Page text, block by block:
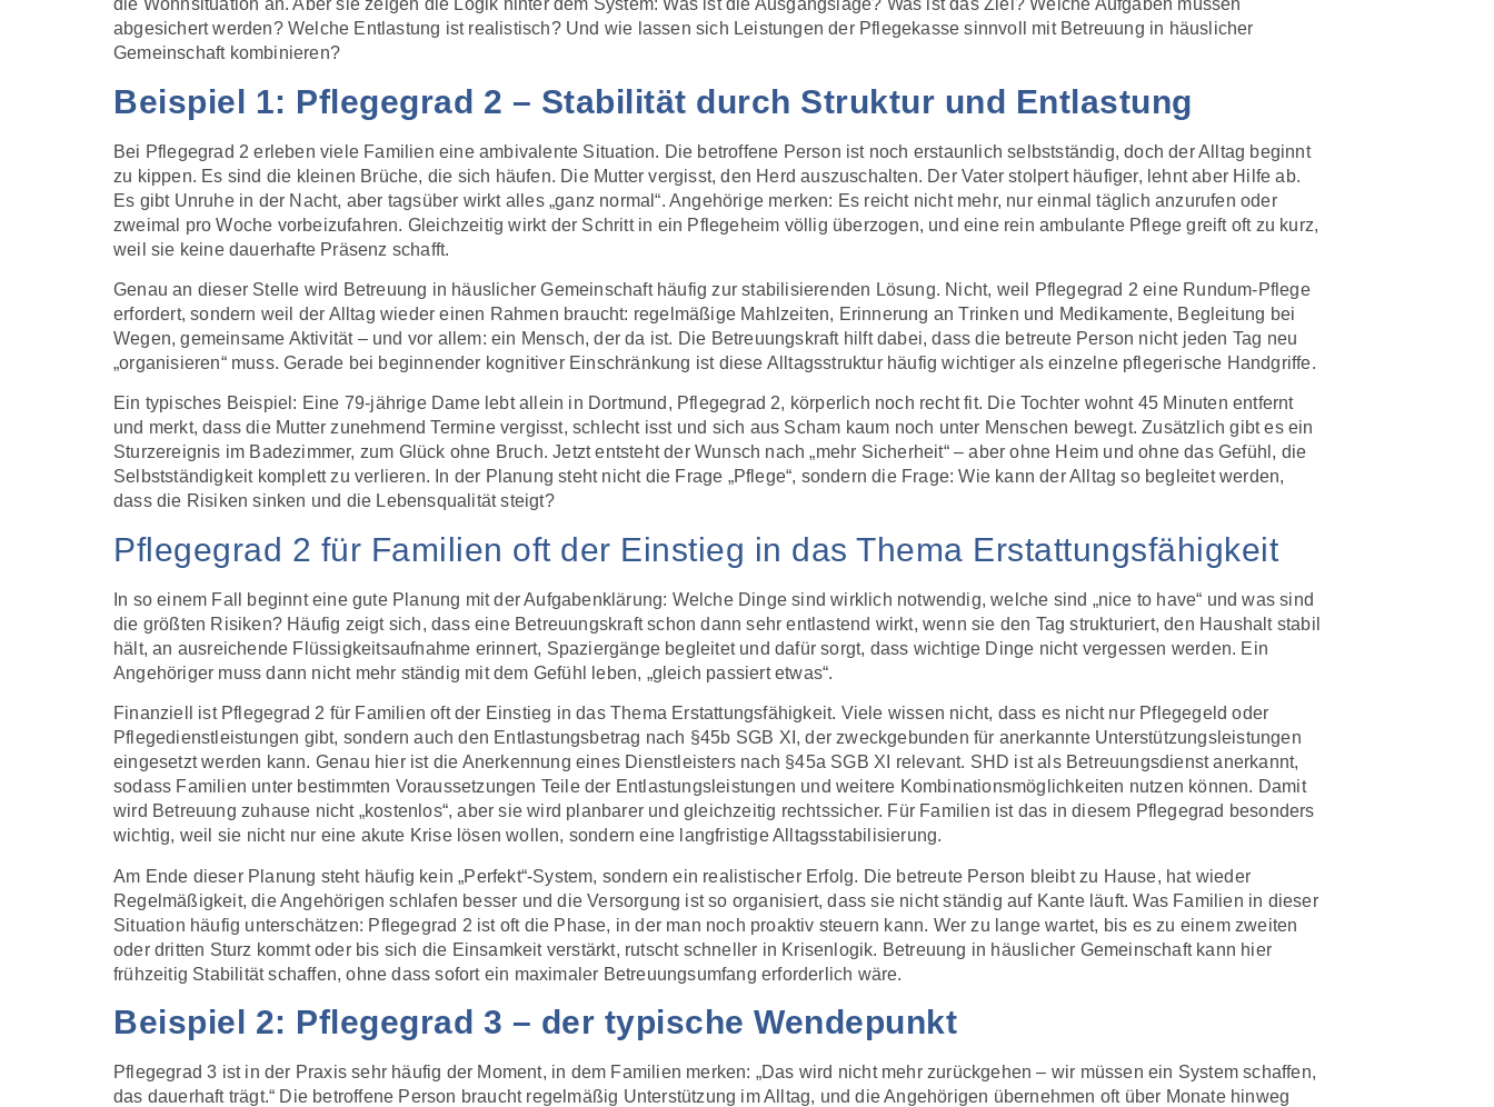
die Wohnsituation an. Aber sie zeigen die Logik hinter dem System: Was ist die Ausgangslage? Was ist das Ziel? Welche Aufgaben müssen
abgesichert werden? Welche Entlastung ist realistisch? Und wie lassen sich Leistungen der Pflegekasse sinnvoll mit Betreuung in häuslicher
Gemeinschaft kombinieren?
Beispiel 1: Pflegegrad 2 – Stabilität durch Struktur und Entlastung
Bei Pflegegrad 2 erleben viele Familien eine ambivalente Situation. Die betroffene Person ist noch erstaunlich selbstständig, doch der Alltag beginnt
zu kippen. Es sind die kleinen Brüche, die sich häufen. Die Mutter vergisst, den Herd auszuschalten. Der Vater stolpert häufiger, lehnt aber Hilfe ab.
Es gibt Unruhe in der Nacht, aber tagsüber wirkt alles „ganz normal“. Angehörige merken: Es reicht nicht mehr, nur einmal täglich anzurufen oder
zweimal pro Woche vorbeizufahren. Gleichzeitig wirkt der Schritt in ein Pflegeheim völlig überzogen, und eine rein ambulante Pflege greift oft zu kurz,
weil sie keine dauerhafte Präsenz schafft.
Genau an dieser Stelle wird Betreuung in häuslicher Gemeinschaft häufig zur stabilisierenden Lösung. Nicht, weil Pflegegrad 2 eine Rundum-Pflege
erfordert, sondern weil der Alltag wieder einen Rahmen braucht: regelmäßige Mahlzeiten, Erinnerung an Trinken und Medikamente, Begleitung bei
Wegen, gemeinsame Aktivität – und vor allem: ein Mensch, der da ist. Die Betreuungskraft hilft dabei, dass die betreute Person nicht jeden Tag neu
„organisieren“ muss. Gerade bei beginnender kognitiver Einschränkung ist diese Alltagsstruktur häufig wichtiger als einzelne pflegerische Handgriffe.
Ein typisches Beispiel: Eine 79-jährige Dame lebt allein in Dortmund, Pflegegrad 2, körperlich noch recht fit. Die Tochter wohnt 45 Minuten entfernt
und merkt, dass die Mutter zunehmend Termine vergisst, schlecht isst und sich aus Scham kaum noch unter Menschen bewegt. Zusätzlich gibt es ein
Sturzereignis im Badezimmer, zum Glück ohne Bruch. Jetzt entsteht der Wunsch nach „mehr Sicherheit“ – aber ohne Heim und ohne das Gefühl, die
Selbstständigkeit komplett zu verlieren. In der Planung steht nicht die Frage „Pflege“, sondern die Frage: Wie kann der Alltag so begleitet werden,
dass die Risiken sinken und die Lebensqualität steigt?
Pflegegrad 2 für Familien oft der Einstieg in das Thema Erstattungsfähigkeit
In so einem Fall beginnt eine gute Planung mit der Aufgabenklärung: Welche Dinge sind wirklich notwendig, welche sind „nice to have“ und was sind
die größten Risiken? Häufig zeigt sich, dass eine Betreuungskraft schon dann sehr entlastend wirkt, wenn sie den Tag strukturiert, den Haushalt stabil
hält, an ausreichende Flüssigkeitsaufnahme erinnert, Spaziergänge begleitet und dafür sorgt, dass wichtige Dinge nicht vergessen werden. Ein
Angehöriger muss dann nicht mehr ständig mit dem Gefühl leben, „gleich passiert etwas“.
Finanziell ist Pflegegrad 2 für Familien oft der Einstieg in das Thema Erstattungsfähigkeit. Viele wissen nicht, dass es nicht nur Pflegegeld oder
Pflegedienstleistungen gibt, sondern auch den Entlastungsbetrag nach §45b SGB XI, der zweckgebunden für anerkannte Unterstützungsleistungen
eingesetzt werden kann. Genau hier ist die Anerkennung eines Dienstleisters nach §45a SGB XI relevant. SHD ist als Betreuungsdienst anerkannt,
sodass Familien unter bestimmten Voraussetzungen Teile der Entlastungsleistungen und weitere Kombinationsmöglichkeiten nutzen können. Damit
wird Betreuung zuhause nicht „kostenlos“, aber sie wird planbarer und gleichzeitig rechtssicher. Für Familien ist das in diesem Pflegegrad besonders
wichtig, weil sie nicht nur eine akute Krise lösen wollen, sondern eine langfristige Alltagsstabilisierung.
Am Ende dieser Planung steht häufig kein „Perfekt“-System, sondern ein realistischer Erfolg. Die betreute Person bleibt zu Hause, hat wieder
Regelmäßigkeit, die Angehörigen schlafen besser und die Versorgung ist so organisiert, dass sie nicht ständig auf Kante läuft. Was Familien in dieser
Situation häufig unterschätzen: Pflegegrad 2 ist oft die Phase, in der man noch proaktiv steuern kann. Wer zu lange wartet, bis es zu einem zweiten
oder dritten Sturz kommt oder bis sich die Einsamkeit verstärkt, rutscht schneller in Krisenlogik. Betreuung in häuslicher Gemeinschaft kann hier
frühzeitig Stabilität schaffen, ohne dass sofort ein maximaler Betreuungsumfang erforderlich wäre.
Beispiel 2: Pflegegrad 3 – der typische Wendepunkt
Pflegegrad 3 ist in der Praxis sehr häufig der Moment, in dem Familien merken: „Das wird nicht mehr zurückgehen – wir müssen ein System schaffen,
das dauerhaft trägt.“ Die betroffene Person braucht regelmäßig Unterstützung im Alltag, und die Angehörigen übernehmen oft über Monate hinweg